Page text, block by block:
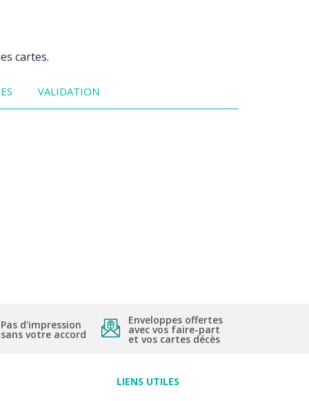
cartes.
VALIDATION
Pas d'impression
sans votre accord
Enveloppes offertes
avec vos faire-part
et vos cartes décès
LIENS UTILES